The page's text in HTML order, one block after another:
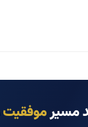
مسیرموفقیت